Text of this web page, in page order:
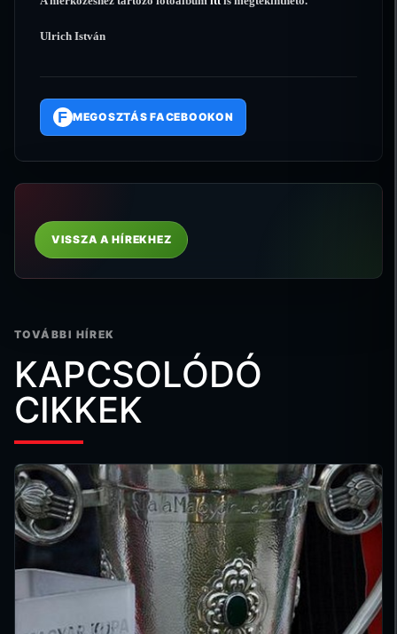
Ulrich István
F MEGOSZTÁS FACEBOOKON
VISSZA A HÍREKHEZ
TOVÁBBI HÍREK
KAPCSOLÓDÓ
CIKKEK